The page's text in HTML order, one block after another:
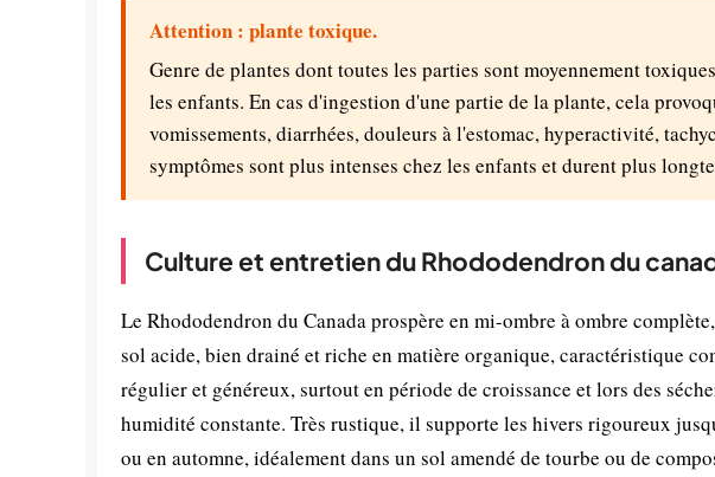
Attention : plante toxique.
Genre de plantes dont toutes les parties sont moyennement
les enfants. En cas d'ingestion d'une partie de la plante, cela
vomissements, diarrhées, douleurs à l'estomac, hyperactivité,
symptômes sont plus intenses chez les enfants et durent plus
Culture et entretien du Rhododendron du
Le Rhododendron du Canada prospère en mi-ombre à ombre
sol acide, bien drainé et riche en matière organique, caractéristique
régulier et généreux, surtout en période de croissance et lors des
humidité constante. Très rustique, il supporte les hivers rigoureux
ou en automne, idéalement dans un sol amendé de tourbe ou de